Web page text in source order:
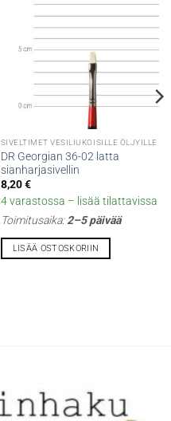
SIVELTIMET VESILIUKOISILLE ÖLJYILLE
DR Georgian 36-02 latta
sianharjasivellin
8,20€
4 varastossa – lisää tilattavissa
Toimitusaika:2–5 päivää
LISÄÄ OSTOSKORIIN